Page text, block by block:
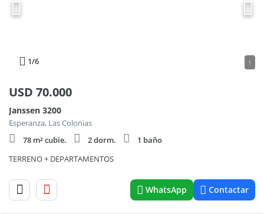
1/6 1
USD 70.000
Janssen 3200
Esperanza, Las Colonias
78 m² cubie.
2 dorm.
1 baño
TERRENO + DEPARTAMENTOS
WhatsApp Contactar